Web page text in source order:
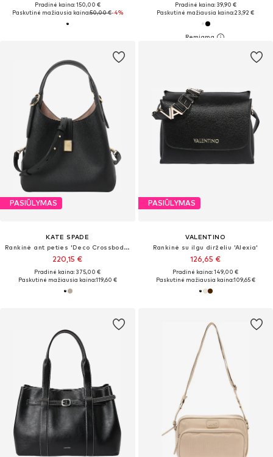
Pradinė kaina: 150,00 €
Paskutinė mažiausia kaina:50,00 €-4%
Pradinė kaina: 39,90 €
Paskutinė mažiausia kaina:23,92 €
PASIŪLYMAS
KATE SPADE
Rankinė ant peties 'Deco Crossbody Tote Bag'
220,15 €
Pradinė kaina: 375,00 €
Paskutinė mažiausia kaina:119,60 €
PASIŪLYMAS
VALENTINO
Rankinė su ilgu dirželiu 'Alexia'
126,65 €
Pradinė kaina: 149,00 €
Paskutinė mažiausia kaina:109,65 €